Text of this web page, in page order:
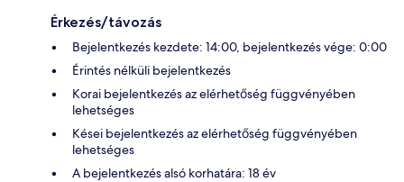
Érkezés/távozás
Bejelentkezés kezdete: 14:00, bejelentkezés vége: 0:00
Érintés nélküli bejelentkezés
Korai bejelentkezés az elérhetőség függvényében
lehetséges
Kései bejelentkezés az elérhetőség függvényében
lehetséges
A bejelentkezés alsó korhatára: 18 év